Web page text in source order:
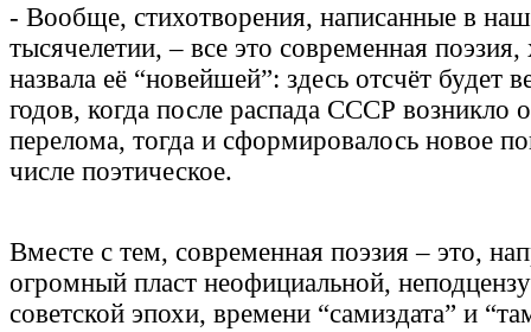
- Вообще, стихотворения, написанные в
тысячелетии, – все это современная
назвала её “новейшей”: здесь отсчёт будет
годов, когда после распада СССР возникло
перелома, тогда и сформировалось новое
числе поэтическое.
Вместе с тем, современная поэзия – это,
огромный пласт неофициальной,
советской эпохи, времени “самиздата” и